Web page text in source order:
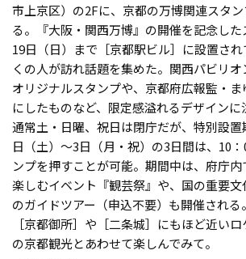
市上京区）の2Fに、京都の万博関連スタ
る。『大阪・関西万博』の開催を記念した
19日（日）まで［京都駅ビル］に設置さ
くの人が訪れ話題を集めた。関西パビリ
オリジナルスタンプや、京都府広報監・ま
にしたものなど、限定感溢れるデザインに
通常土・日曜、祝日は閉庁だが、特別設置
日（土）〜3日（月・祝）の3日間は、10
ンプを押すことが可能。期間中は、府庁内
楽しむイベント『観芸祭』や、国の重要
のガイドツアー（申込不要）も開催される。
［京都御所］や［二条城］にもほど近い
の京都観光とあわせて楽しんでみて。